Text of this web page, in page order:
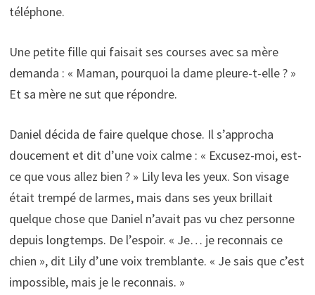
téléphone.
Une petite fille qui faisait ses courses avec sa mère
demanda : « Maman, pourquoi la dame pleure-t-elle ? »
Et sa mère ne sut que répondre.
Daniel décida de faire quelque chose. Il s’approcha
doucement et dit d’une voix calme : « Excusez-moi, est-
ce que vous allez bien ? » Lily leva les yeux. Son visage
était trempé de larmes, mais dans ses yeux brillait
quelque chose que Daniel n’avait pas vu chez personne
depuis longtemps. De l’espoir. « Je… je reconnais ce
chien », dit Lily d’une voix tremblante. « Je sais que c’est
impossible, mais je le reconnais. »